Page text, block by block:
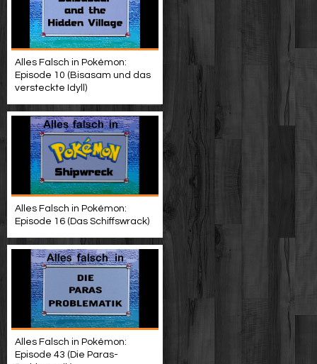
Alles Falsch in Pokémon:
Episode 10 (Bisasam und das
versteckte Idyll)
Alles Falsch in Pokémon:
Episode 16 (Das Schiffswrack)
Alles Falsch in Pokémon:
Episode 43 (Die Paras-